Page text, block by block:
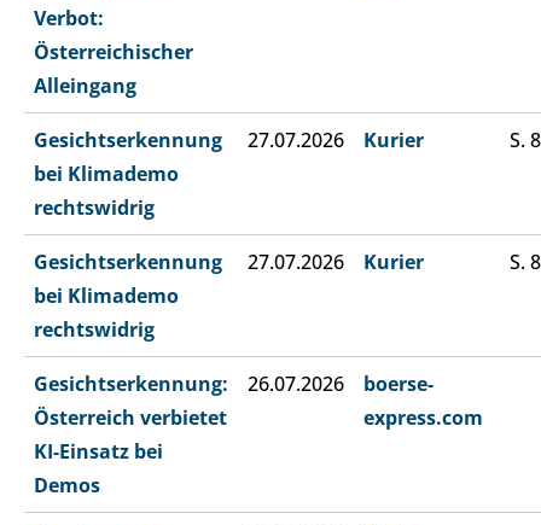
Verbot:
Österreichischer
Alleingang
Gesichtserkennung
bei Klimademo
rechtswidrig
27.07.2026 Kurier S. 8
Gesichtserkennung
bei Klimademo
rechtswidrig
27.07.2026 Kurier S. 8
Gesichtserkennung:
Österreich verbietet
KI-Einsatz bei
Demos
26.07.2026
boerse-
express.com